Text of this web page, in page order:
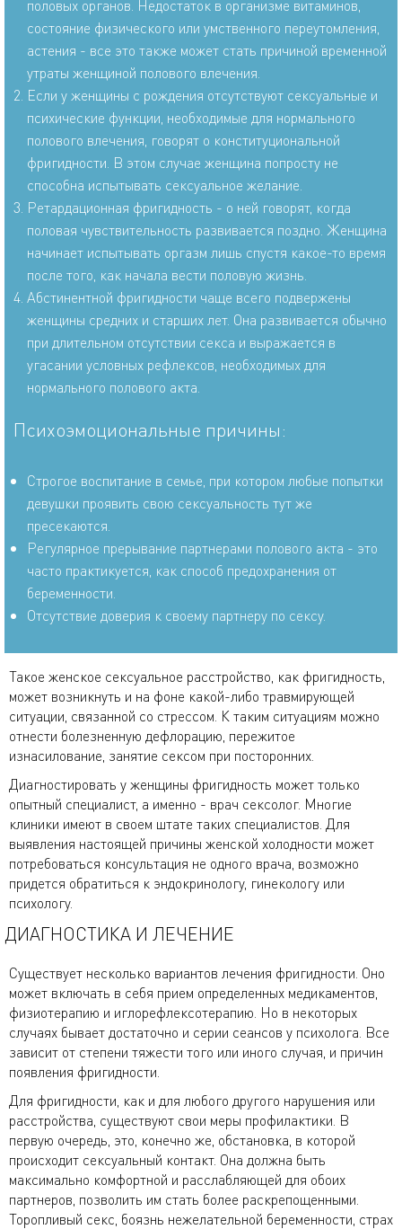
половых органов. Недостаток в организме витаминов,
состояние физического или умственного переутомления,
астения - все это также может стать причиной временной
утраты женщиной полового влечения.
Если у женщины с рождения отсутствуют сексуальные и
психические функции, необходимые для нормального
полового влечения, говорят о конституциональной
фригидности. В этом случае женщина попросту не
способна испытывать сексуальное желание.
Ретардационная фригидность - о ней говорят, когда
половая чувствительность развивается поздно. Женщина
начинает испытывать оргазм лишь спустя какое-то время
после того, как начала вести половую жизнь.
Абстинентной фригидности чаще всего подвержены
женщины средних и старших лет. Она развивается обычно
при длительном отсутствии секса и выражается в
угасании условных рефлексов, необходимых для
нормального полового акта.
Психоэмоциональные причины:
Строгое воспитание в семье, при котором любые попытки
девушки проявить свою сексуальность тут же
пресекаются.
Регулярное прерывание партнерами полового акта - это
часто практикуется, как способ предохранения от
беременности.
Отсутствие доверия к своему партнеру по сексу.
Такое женское сексуальное расстройство, как фригидность,
может возникнуть и на фоне какой-либо травмирующей
ситуации, связанной со стрессом. К таким ситуациям можно
отнести болезненную дефлорацию, пережитое
изнасилование, занятие сексом при посторонних.
Диагностировать у женщины фригидность может только
опытный специалист, а именно - врач сексолог. Многие
клиники имеют в своем штате таких специалистов. Для
выявления настоящей причины женской холодности может
потребоваться консультация не одного врача, возможно
придется обратиться к эндокринологу, гинекологу или
психологу.
ДИАГНОСТИКА И ЛЕЧЕНИЕ
Существует несколько вариантов лечения фригидности. Оно
может включать в себя прием определенных медикаментов,
физиотерапию и иглорефлексотерапию. Но в некоторых
случаях бывает достаточно и серии сеансов у психолога. Все
зависит от степени тяжести того или иного случая, и причин
появления фригидности.
Для фригидности, как и для любого другого нарушения или
расстройства, существуют свои меры профилактики. В
первую очередь, это, конечно же, обстановка, в которой
происходит сексуальный контакт. Она должна быть
максимально комфортной и расслабляющей для обоих
партнеров, позволить им стать более раскрепощенными.
Торопливый секс, боязнь нежелательной беременности, страх